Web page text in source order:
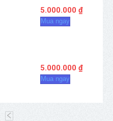
5.000.000 ₫
Mua ngay
5.000.000 ₫
Mua ngay